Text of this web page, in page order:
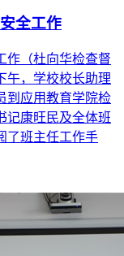
（杜向华检查督
，学校校长助理
到应用教育学院检
记康旺民及全体班
了班主任工作手